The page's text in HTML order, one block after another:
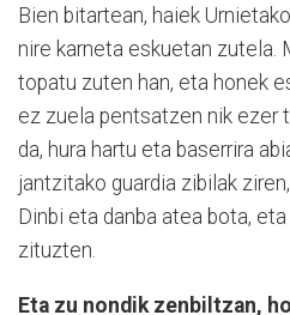
Bien bitartean, haiek
nire karneta eskuetan zutela.
topatu zuten han, eta honek
ez zuela pentsatzen nik ezer
da, hura hartu eta baserrira
jantzitako guardia zibilak
Dinbi eta danba atea bota,
zituzten.
Eta zu nondik zenbiltzan,